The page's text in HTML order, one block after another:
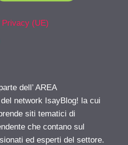
(UE)
dell’ AREA
network IsayBlog! la cui
siti tematici di
che contano sul
ed esperti del settore.